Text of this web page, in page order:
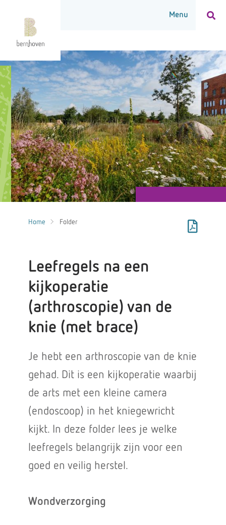
Home Folder
Leefregels na een
kijkoperatie
(arthroscopie) van de
knie (met brace)
Je hebt een arthroscopie van de knie
gehad. Dit is een kijkoperatie waarbij
de arts met een kleine camera
(endoscoop) in het kniegewricht
kijkt. In deze folder lees je welke
leefregels belangrijk zijn voor een
goed en veilig herstel.
Wondverzorging